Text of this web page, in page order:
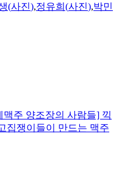
(사진),정유희(사진),박민
맥주 양조장의 사람들] 끽
집쟁이들이 만드는 맥주